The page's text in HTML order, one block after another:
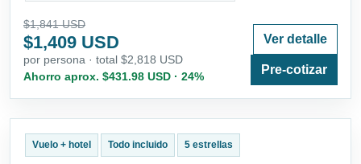
$1,841 USD
$1,409 USD
por persona · total $2,818 USD
Ahorro aprox. $431.98 USD · 24%
Ver detalle
Pre-cotizar
Vuelo + hotel Todo incluido 5 estrellas